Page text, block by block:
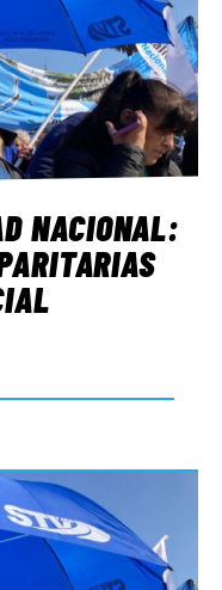
NACIONAL: